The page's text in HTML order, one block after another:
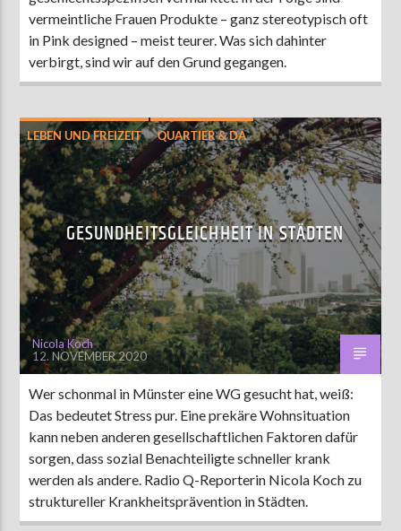
vermeintliche Frauen Produkte – ganz stereotypisch oft
in Pink designed – meist teurer. Was sich dahinter
verbirgt, sind wir auf den Grund gegangen.
LEBEN UND FREIZEIT QUARTIER & DA
WISSEN
GESUNDHEITSGLEICHHEIT IN STÄDTEN
Nicola Koch
12. NOVEMBER 2020
Wer schonmal in Münster eine WG gesucht hat, weiß:
Das bedeutet Stress pur. Eine prekäre Wohnsituation
kann neben anderen gesellschaftlichen Faktoren dafür
sorgen, dass sozial Benachteiligte schneller krank
werden als andere. Radio Q-Reporterin Nicola Koch zu
struktureller Krankheitsprävention in Städten.